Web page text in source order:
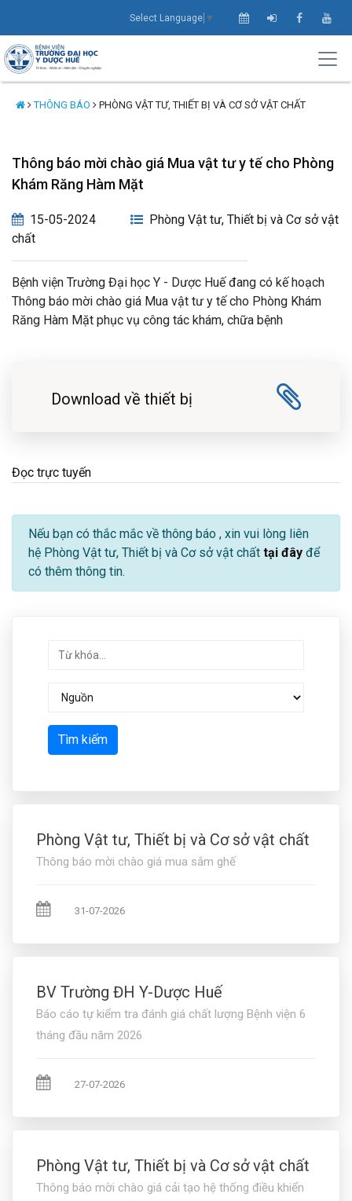
Select Language ▼
THÔNG BÁO PHÒNG VẬT TƯ, THIẾT BỊ VÀ CƠ SỞ VẬT CHẤT
Thông báo mời chào giá Mua vật tư y tế cho Phòng
Khám Răng Hàm Mặt
15-05-2024
Phòng Vật tư, Thiết bị và Cơ sở vật
chất
Bệnh viện Trường Đại học Y - Dược Huế đang có kế hoạch
Thông báo mời chào giá Mua vật tư y tế cho Phòng Khám
Răng Hàm Mặt phục vụ công tác khám, chữa bệnh
Download về thiết bị
Đọc trực tuyến
Nếu bạn có thắc mắc về thông báo , xin vui lòng liên
hệ Phòng Vật tư, Thiết bị và Cơ sở vật chất tại đây để
có thêm thông tin.
Tìm kiếm
Phòng Vật tư, Thiết bị và Cơ sở vật chất
Thông báo mời chào giá mua sắm ghế
31-07-2026
BV Trường ĐH Y-Dược Huế
Báo cáo tự kiểm tra đánh giá chất lượng Bệnh viện 6
tháng đầu năm 2026
27-07-2026
Phòng Vật tư, Thiết bị và Cơ sở vật chất
Thông báo mời chào giá cải tạo hệ thống điều khiển